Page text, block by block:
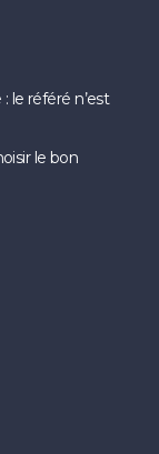
le référé n’est
le bon